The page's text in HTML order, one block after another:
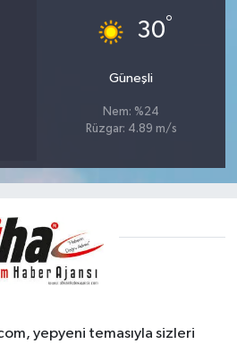
30°
Güneşli
Nem: %24
Rüzgar: 4.89 m/s
yepyeni temasıyla sizleri